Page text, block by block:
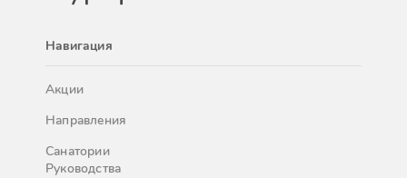
Навигация
Акции
Направления
Санатории
Руководства